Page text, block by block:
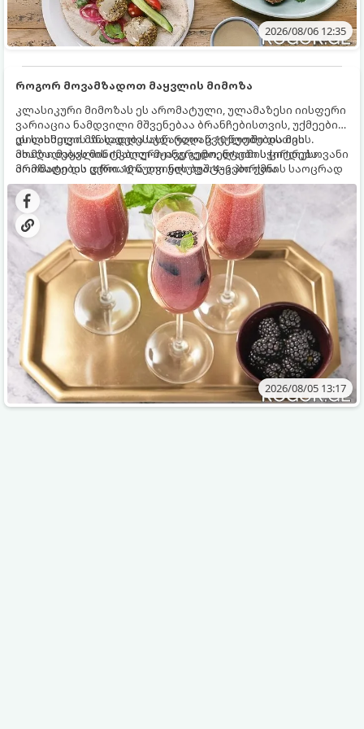
2026/08/06 12:35
როგორ მოვამზადოთ მაყვლის მიმოზა
კლასიკური მიმოზას ეს არომატული, ულამაზესი იისფერი
ვარიაცია ნამდვილი მშვენებაა ბრანჩებისთვის, უქმეების
დილისთვის ან სადღესასწაულო წვეულებებისთვის.
ახალი მაყვლის ტკბილ-მჟავე გემო, ლაიმის ციტრუსოვანი
არომატი და ცქრიალა ღვინის ბუშტუკები ქმნის საოცრად
დახვეწილ და მაგრილებელ კოქტეილს.
ეს სასმელი მზადდება სულ რაღაც 10 წუთში და მის
მომზადებას მინიმალური ინგრედიენტები სჭირდება.
მომზადების დრო: 10 წუთი ულუფა: 4–6 პორცია
2026/08/05 13:17